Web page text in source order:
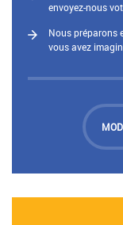
envoyez-nous
Nous préparons
vous avez